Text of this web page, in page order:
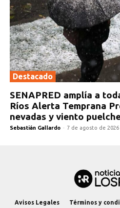
Destacado
SENAPRED amplía a
Ríos Alerta Temprana
nevadas y viento
Sebastián Gallardo - 7 de agosto de 2026
Avisos Legales Términos y